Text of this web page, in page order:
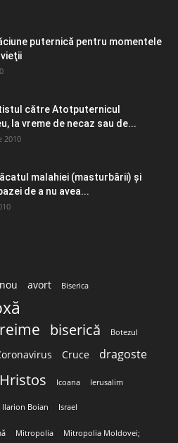
puternică pentru momentele
către Atotputernicul
la vreme de necaz sau de...
2010
malahiei (masturbării) şi
de a nu avea...
avort Biserica
biserică Botezul
Cruce dragoste
Hristos Icoana Ierusalim
Ilarion Boian Israel
Mitropolia Mitropolia Moldovei;